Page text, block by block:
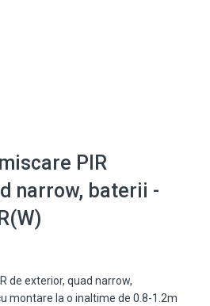
PIR
narrow, baterii -
de exterior, quad narrow,
montare la o inaltime de 0.8-1.2m